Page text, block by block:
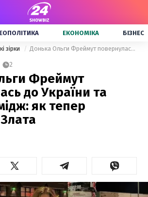
ЕКОНОМІКА БІЗНЕС
зірки Донька Ольги Фреймут повернулась до України та змінила імідж: як тепер виглядає Злата
2
Фреймут
до України та
як тепер